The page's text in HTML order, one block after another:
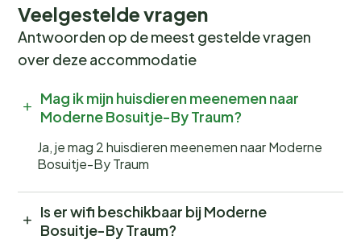
Veelgestelde vragen
Antwoorden op de meest gestelde vragen
over deze accommodatie
Mag ik mijn huisdieren meenemen naar
Moderne Bosuitje-By Traum?
Ja, je mag 2 huisdieren meenemen naar Moderne
Bosuitje-By Traum
Is er wifi beschikbaar bij Moderne
Bosuitje-By Traum?